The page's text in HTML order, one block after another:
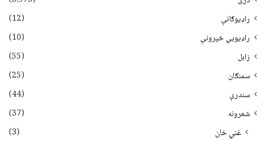
راډیوګانې
(12)
راډیويي خپرونې
(10)
زابل
(55)
سمنګان
(25)
سندرې
(44)
شعرونه
(37)
غني خان
(3)